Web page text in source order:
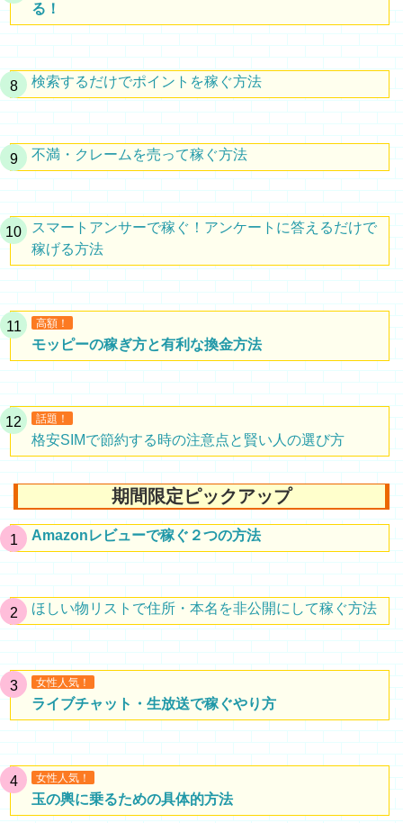
る！
検索するだけでポイントを稼ぐ方法
不満・クレームを売って稼ぐ方法
スマートアンサーで稼ぐ！アンケートに答えるだけで
稼げる方法
高額！
モッピーの稼ぎ方と有利な換金方法
話題！
格安SIMで節約する時の注意点と賢い人の選び方
期間限定ピックアップ
Amazonレビューで稼ぐ２つの方法
ほしい物リストで住所・本名を非公開にして稼ぐ方法
女性人気！
ライブチャット・生放送で稼ぐやり方
女性人気！
玉の輿に乗るための具体的方法